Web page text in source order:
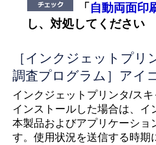
「 自動両面印
し、対処してください
［ インクジェットプリ
調査プログラム ］アイ
インクジェットプリンタ/ス
インストールした場合は、
本製品およびアプリケーショ
す。使用状況を送信する時期